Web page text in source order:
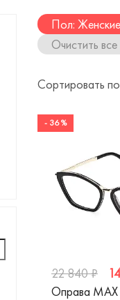
Пол: Женские
Очистить все
Сортировать
- 36 %
22 840 ₽
Оправа